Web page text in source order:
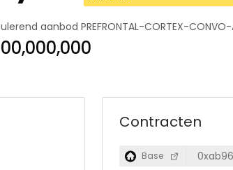
aanbod PREFRONTAL-CORTEX-
Contracten
Base